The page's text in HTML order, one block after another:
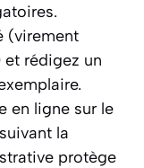
(virement
rédigez un
en ligne sur le
la
protège